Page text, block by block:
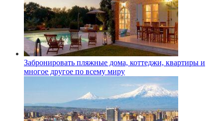
Забронировать пляжные дома, коттеджи, квартиры и
многое другое по всему миру